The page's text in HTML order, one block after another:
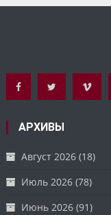
АРХИВЫ
Август 2026 (18)
Июль 2026 (78)
Июнь 2026 (91)